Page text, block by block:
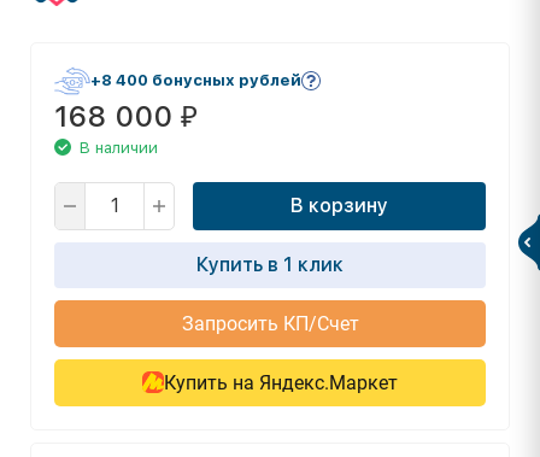
+8 400 бонусных рублей
168 000 ₽
В наличии
В корзину
Купить в 1 клик
Запросить КП/Счет
Купить на Яндекс.Маркет